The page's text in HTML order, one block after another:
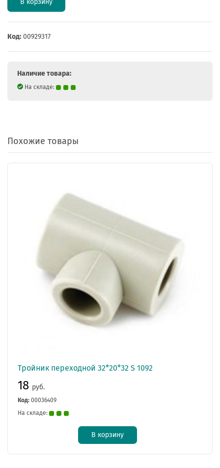
Код: 00929317
Наличие товара:
На складе:
Похожие товары
Тройник переходной 32*20*32 S 1092
18 руб.
Код: 00036409
На складе:
В корзину